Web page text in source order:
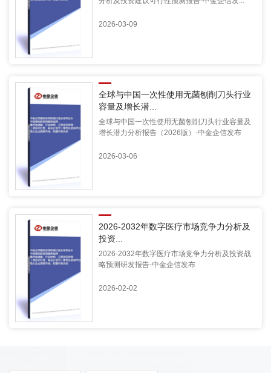
2026-03-09
全球与中国一次性使用无菌刨削刀头行业
容量及增长潜...
全球与中国一次性使用无菌刨削刀头行业容量及
增长潜力分析报告（2026版）-中金企信发布
2026-03-06
2026-2032年数字医疗市场竞争力分析及
投资...
2026-2032年数字医疗市场竞争力分析及投资战
略预测研发报告-中金企信发布
2026-02-02